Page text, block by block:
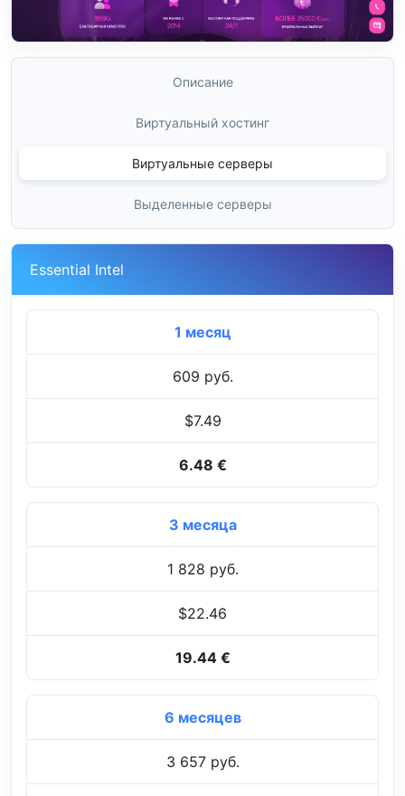
Описание
Виртуальный хостинг
Виртуальные серверы
Выделенные серверы
Essential Intel
1 месяц
609 руб.
$7.49
6.48 €
3 месяца
1 828 руб.
$22.46
19.44 €
6 месяцев
3 657 руб.